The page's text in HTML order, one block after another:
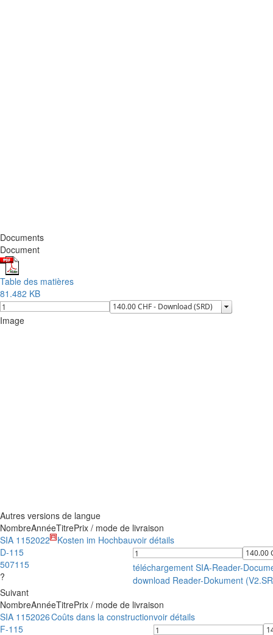
Documents
Document
Table des matières
81.482 KB
Image
Autres versions de langue
NombreAnnéeTitrePrix / mode de livraison
SIA 115
D-115
507115
?
2022 Kosten im Hochbauvoir détails
téléchargement SIA-Reader-
download Reader-Dokument
Suivant
NombreAnnéeTitrePrix / mode de livraison
SIA 115
F-115
2026Coûts dans la constructionvoir détails